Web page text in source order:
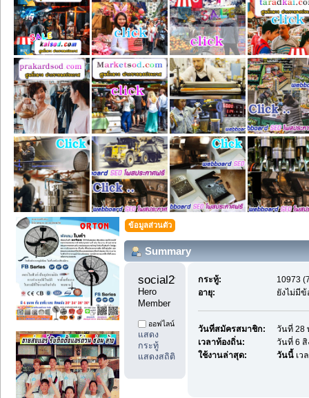
ข้อมูลส่วนตัว
Summary
Hero
Member
ออฟไลน์
แสดง
กระทู้
แสดงสถิติ
กระทู้:
10973
อายุ:
ยังไม่มี
วันที่สมัครสมาชิก:
วันที่ 28
เวลาท้องถิ่น:
วันที่ 6 สิ
ใช้งานล่าสุด:
วันนี้เว